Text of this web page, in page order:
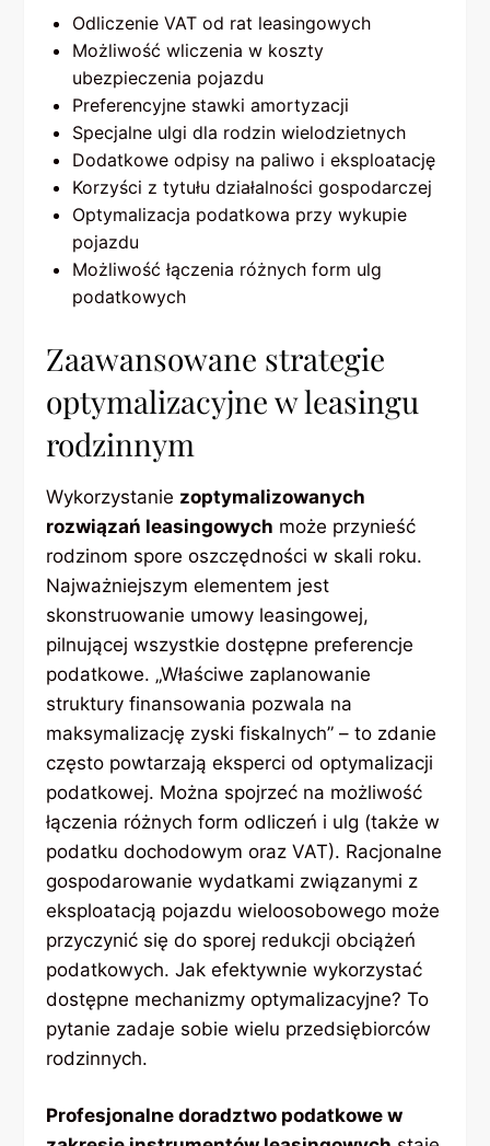
Odliczenie VAT od rat leasingowych
Możliwość wliczenia w koszty
ubezpieczenia pojazdu
Preferencyjne stawki amortyzacji
Specjalne ulgi dla rodzin wielodzietnych
Dodatkowe odpisy na paliwo i eksploatację
Korzyści z tytułu działalności gospodarczej
Optymalizacja podatkowa przy wykupie
pojazdu
Możliwość łączenia różnych form ulg
podatkowych
Zaawansowane strategie
optymalizacyjne w leasingu
rodzinnym
Wykorzystanie zoptymalizowanych
rozwiązań leasingowych może przynieść
rodzinom spore oszczędności w skali roku.
Najważniejszym elementem jest
skonstruowanie umowy leasingowej,
pilnującej wszystkie dostępne preferencje
podatkowe. „Właściwe zaplanowanie
struktury finansowania pozwala na
maksymalizację zyski fiskalnych” – to zdanie
często powtarzają eksperci od optymalizacji
podatkowej. Można spojrzeć na możliwość
łączenia różnych form odliczeń i ulg (także w
podatku dochodowym oraz VAT). Racjonalne
gospodarowanie wydatkami związanymi z
eksploatacją pojazdu wieloosobowego może
przyczynić się do sporej redukcji obciążeń
podatkowych. Jak efektywnie wykorzystać
dostępne mechanizmy optymalizacyjne? To
pytanie zadaje sobie wielu przedsiębiorców
rodzinnych.
Profesjonalne doradztwo podatkowe w